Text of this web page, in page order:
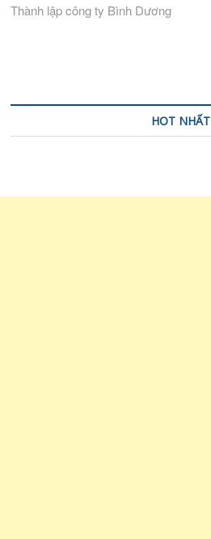
hướng
Thành lập công ty Bình Dương
HOT NHẤT